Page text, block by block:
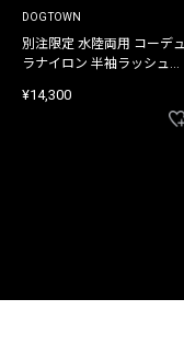
DOGTOWN
別注限定 水陸両用 コーデュ
ラナイロン 半袖ラッシュガ
¥14,300